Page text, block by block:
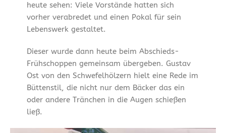
heute sehen: Viele Vorstände hatten sich
vorher verabredet und einen Pokal für sein
Lebenswerk gestaltet.
Dieser wurde dann heute beim Abschieds-
Frühschoppen gemeinsam übergeben. Gustav
Ost von den Schwefelhölzern hielt eine Rede im
Büttenstil, die nicht nur dem Bäcker das ein
oder andere Tränchen in die Augen schießen
ließ.